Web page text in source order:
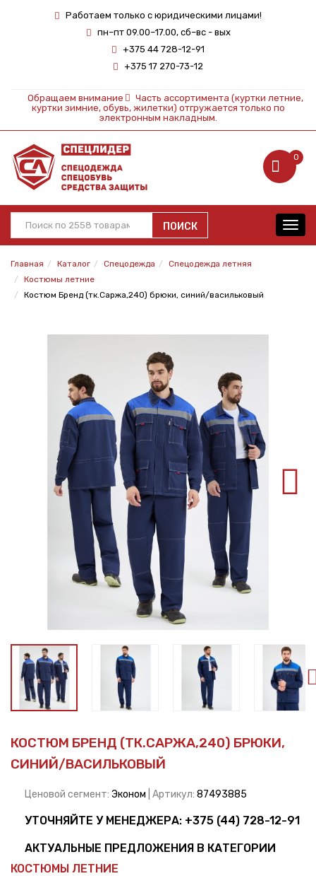
Работаем только с юридическими лицами!
пн–пт 09.00–17.00, сб–вс - вых
+375 44 728-12-91
+375 17 270-73-12
Обращаем внимание
Часть ассортимента (куртки летние,
куртки зимние, обувь, жилетки) отгружается только по
электронным накладным.
0
ПОИСК
Главная Каталог Спецодежда
Спецодежда летняя
Костюмы летние
Костюм Бренд (тк.Саржа,240) брюки, синий/васильковый
КОСТЮМ БРЕНД (ТК.САРЖА,240) БРЮКИ,
СИНИЙ/ВАСИЛЬКОВЫЙ
Ценовой сегмент: Эконом | Артикул: 87493885
УТОЧНЯЙТЕ У МЕНЕДЖЕРА: +375 (44) 728-12-91
АКТУАЛЬНЫЕ ПРЕДЛОЖЕНИЯ В КАТЕГОРИИ
КОСТЮМЫ ЛЕТНИЕ